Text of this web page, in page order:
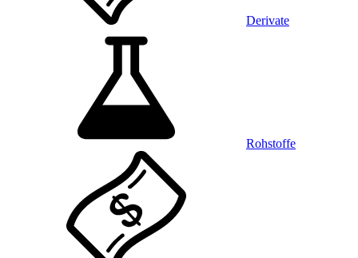
Derivate
Rohstoffe